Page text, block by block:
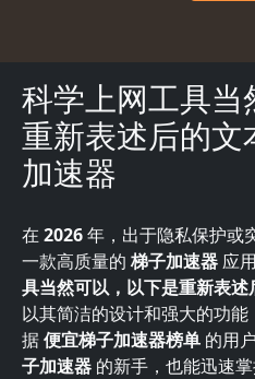
科学上网工具当
重新表述后的文
加速器
在 2026年，出于隐私保护或
一款高质量的 梯子加速器 应
具当然可以，以下是重新表
以其简洁的设计和强大的功
据便宜梯子加速器榜单 的用
子加速器 的新手，也能迅速掌